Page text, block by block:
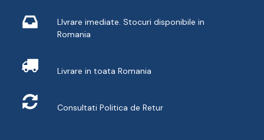
LIvrare imediate. Stocuri disponibile in
Romania
Livrare in toata Romania
Consultati Politica de Retur